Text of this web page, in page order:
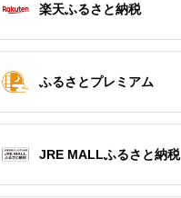
岐市
ス
京都 府京都市
楽天ふるさと納税
ふるさとプレミアム
JRE MALLふるさと納税